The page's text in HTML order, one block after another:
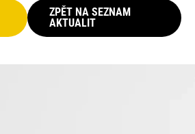
ZPĚT NA SEZNAM
AKTUALIT